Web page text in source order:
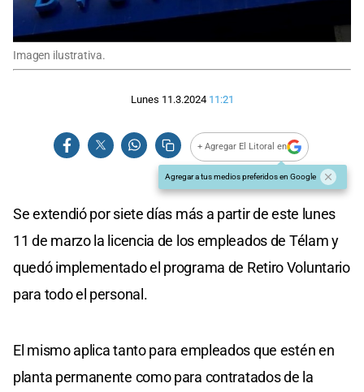
Imagen ilustrativa.
Lunes 11.3.2024 11:21
+ Agregar El Litoral en
Agregar a tus medios preferidos en Google
Se extendió por siete días más a partir de este lunes
11 de marzo la licencia de los empleados de Télam y
quedó implementado el programa de Retiro Voluntario
para todo el personal.
El mismo aplica tanto para empleados que estén en
planta permanente como para contratados de la